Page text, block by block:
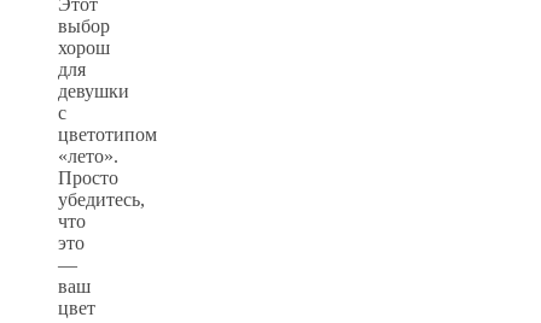
Этот
выбор
хорош
для
девушки
с
цветотипом
«лето».
Просто
убедитесь,
что
это
—
ваш
цвет